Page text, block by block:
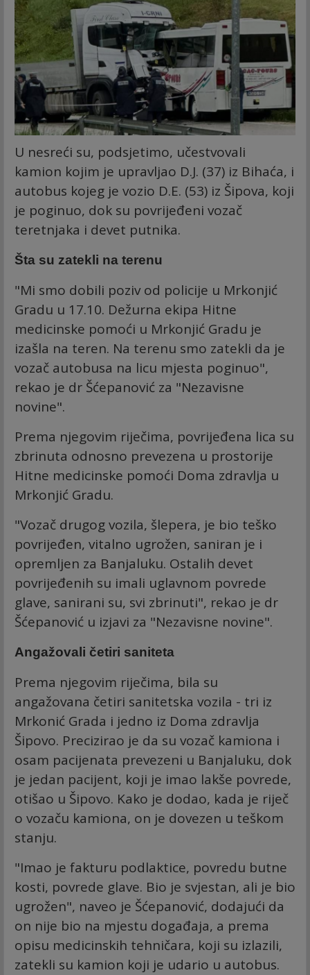
U nesreći su, podsjetimo, učestvovali
kamion kojim je upravljao D.J. (37) iz Bihaća, i
autobus kojeg je vozio D.E. (53) iz Šipova, koji
je poginuo, dok su povrijeđeni vozač
teretnjaka i devet putnika.
Šta su zatekli na terenu
"Mi smo dobili poziv od policije u Mrkonjić
Gradu u 17.10. Dežurna ekipa Hitne
medicinske pomoći u Mrkonjić Gradu je
izašla na teren. Na terenu smo zatekli da je
vozač autobusa na licu mjesta poginuo",
rekao je dr Šćepanović za "Nezavisne
novine".
Prema njegovim riječima, povrijeđena lica su
zbrinuta odnosno prevezena u prostorije
Hitne medicinske pomoći Doma zdravlja u
Mrkonjić Gradu.
"Vozač drugog vozila, šlepera, je bio teško
povrijeđen, vitalno ugrožen, saniran je i
opremljen za Banjaluku. Ostalih devet
povrijeđenih su imali uglavnom povrede
glave, sanirani su, svi zbrinuti", rekao je dr
Šćepanović u izjavi za "Nezavisne novine".
Angažovali četiri saniteta
Prema njegovim riječima, bila su
angažovana četiri sanitetska vozila - tri iz
Mrkonić Grada i jedno iz Doma zdravlja
Šipovo. Precizirao je da su vozač kamiona i
osam pacijenata prevezeni u Banjaluku, dok
je jedan pacijent, koji je imao lakše povrede,
otišao u Šipovo. Kako je dodao, kada je riječ
o vozaču kamiona, on je dovezen u teškom
stanju.
"Imao je fakturu podlaktice, povredu butne
kosti, povrede glave. Bio je svjestan, ali je bio
ugrožen", naveo je Šćepanović, dodajući da
on nije bio na mjestu događaja, a prema
opisu medicinskih tehničara, koji su izlazili,
zatekli su kamion koji je udario u autobus.